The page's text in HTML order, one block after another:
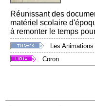
Réunissant des
matériel scolaire
à remonter le temps
Les Animations
Coron